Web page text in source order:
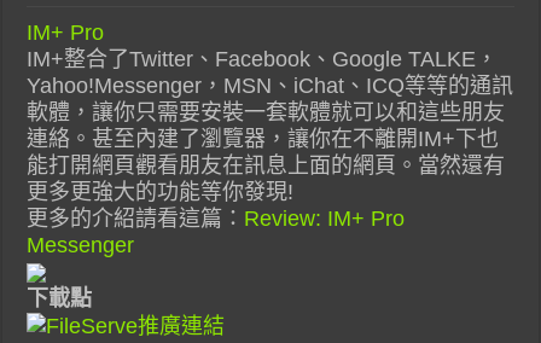
IM+ Pro
IM+整合了Twitter、Facebook、Google TALKE，
Yahoo!Messenger，MSN、iChat、ICQ等等的通訊
軟體，讓你只需要安裝一套軟體就可以和這些朋友
連絡。甚至內建了瀏覽器，讓你在不離開IM+下也
能打開網頁觀看朋友在訊息上面的網頁。當然還有
更多更強大的功能等你發現!
更多的介紹請看這篇： Review: IM+ Pro
Messenger
下載點